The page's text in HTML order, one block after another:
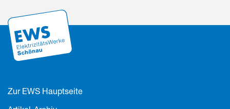
Zur EWS Hauptseite